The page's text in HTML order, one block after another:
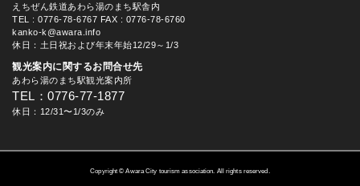
えちぜん鉄道あわら湯のまち駅舎内
TEL
: 0776-78-6767 FAX : 0776-78-6760
kanko-k@awara.info
休日：土日祝および年末年始12/29～1/3
観光案内に関するお問合せ先
あわら湯のまち駅観光案内所
TEL：0776-77-1877
休日：12/31〜1/3のみ
Copyright © Awara City tourism association. All rights reserved.